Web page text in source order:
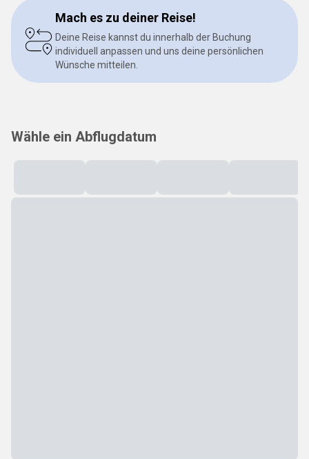
Mach es zu deiner Reise!
Deine Reise kannst du innerhalb der Buchung
individuell anpassen und uns deine persönlichen
Wünsche mitteilen.
Wähle ein Abflugdatum